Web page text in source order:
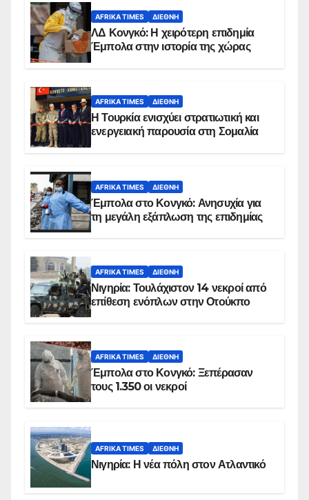
AFRIKA TIMES ΔΙΕΘΝΉ
ΛΔ Κονγκό: Η χειρότερη επιδημία
Έμπολα στην ιστορία της χώρας
AFRIKA TIMES ΔΙΕΘΝΉ
Η Τουρκία ενισχύει στρατιωτική και
ενεργειακή παρουσία στη Σομαλία
AFRIKA TIMES ΔΙΕΘΝΉ
Έμπολα στο Κονγκό: Ανησυχία για
τη μεγάλη εξάπλωση της επιδημίας
AFRIKA TIMES ΔΙΕΘΝΉ
Νιγηρία: Τουλάχιστον 14 νεκροί από
επίθεση ενόπλων στην Οτούκπο
AFRIKA TIMES ΔΙΕΘΝΉ
Έμπολα στο Κονγκό: Ξεπέρασαν
τους 1.350 οι νεκροί
AFRIKA TIMES ΔΙΕΘΝΉ
Νιγηρία: Η νέα πόλη στον Ατλαντικό